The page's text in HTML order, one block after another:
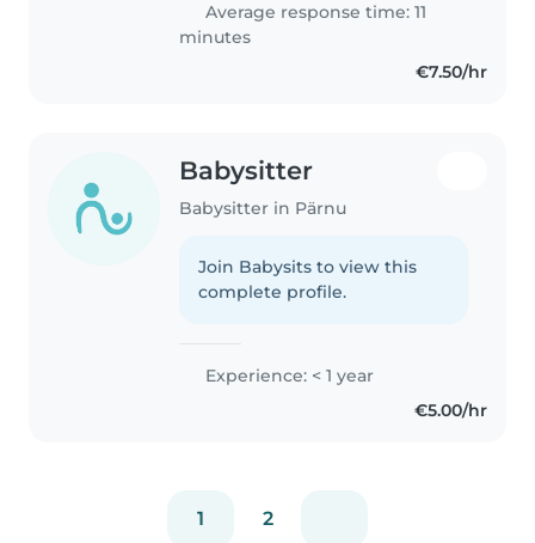
Average response time: 11
minutes
€7.50/hr
Babysitter
Babysitter in Pärnu
Join Babysits to view this
complete profile.
Experience: < 1 year
€5.00/hr
1 2